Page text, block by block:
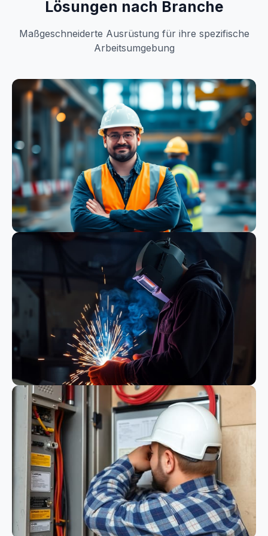
Lösungen nach Branche
Maßgeschneiderte Ausrüstung für ihre spezifische
Arbeitsumgebung
Bauwesen
Schweißen